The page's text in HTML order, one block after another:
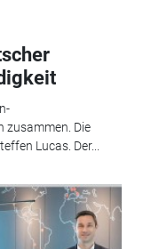
zusammen. Die
Lucas. Der...